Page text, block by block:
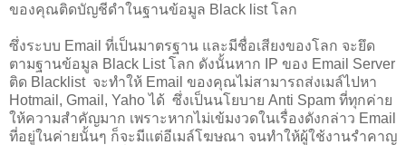
ของคุณติดบัญชีดำในฐานข้อมูล Black list โลก
ซึ่งระบบ Email ที่เป็นมาตรฐาน และมีชื่อเสียงของโลก จะยึด
ตามฐานข้อมูล Black List โลก ดังนั้นหาก IP ของ Email Server
ติด Blacklist จะทำให้ Email ของคุณไม่สามารถส่งเมล์ไปหา
Hotmail, Gmail, Yaho ได้ ซึ่งเป็นนโยบาย Anti Spam ที่ทุกค่าย
ให้ความสำคัญมาก เพราะหากไม่เข้มงวดในเรื่องดังกล่าว Email
ที่อยู่ในค่ายนั้นๆ ก็จะมีแต่อีเมล์โฆษณา จนทำให้ผู้ใช้งานรำคาญ